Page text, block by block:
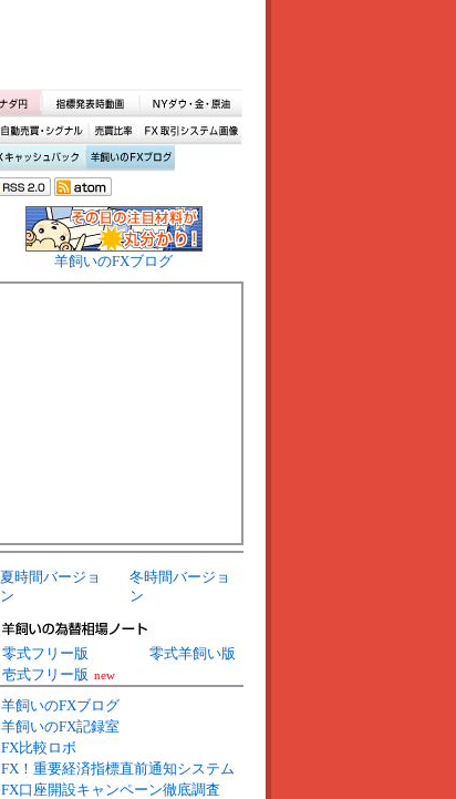
羊飼いのFXブログ
夏時間バージョ
ン
冬時間バージョ
ン
零式フリー版
零式羊飼い版
壱式フリー版 new
羊飼いのFXブログ
羊飼いのFX記録室
FX比較ロボ
FX！重要経済指標直前通知システム
FX口座開設キャンペーン徹底調査